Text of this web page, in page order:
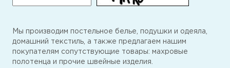
Мы производим постельное белье, подушки и одеяла,
домашний текстиль, а также предлагаем нашим
покупателям сопутствующие товары: махровые
полотенца и прочие швейные изделия.